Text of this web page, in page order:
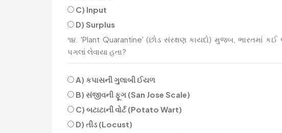
C) Input
D) Surplus
૧૪. 'Plant Quarantine' (છોડ સંરક્ષણ કાયદો) મુજબ, ભારતમાં કઈ
પગલાં લેવાયા હતા?
A) કપાસની ગુલાબી ઈયળ
B) સંજીવની ફૂગ (San Jose Scale)
C) બટાટાની વોર્ટ (Potato Wart)
D) તીડ (Locust)